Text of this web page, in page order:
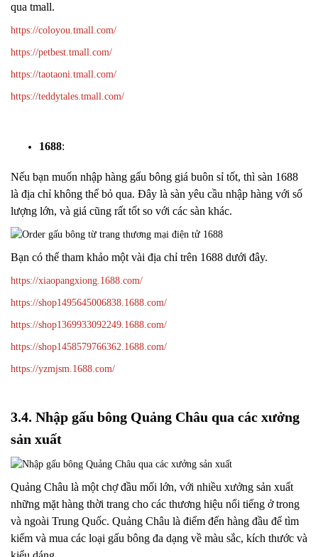
qua tmall.
https://coloyou.tmall.com/
https://petbest.tmall.com/
https://taotaoni.tmall.com/
https://teddytales.tmall.com/
1688:
Nếu bạn muốn nhập hàng gấu bông giá buôn sỉ tốt, thì sàn 1688
là địa chỉ không thể bỏ qua. Đây là sàn yêu cầu nhập hàng với số
lượng lớn, và giá cũng rất tốt so với các sàn khác.
Bạn có thể tham khảo một vài địa chỉ trên 1688 dưới đây.
https://xiaopangxiong.1688.com/
https://shop1495645006838.1688.com/
https://shop1369933092249.1688.com/
https://shop1458579766362.1688.com/
https://yzmjsm.1688.com/
3.4. Nhập gấu bông Quảng Châu qua các xưởng
sản xuất
Quảng Châu là một chợ đầu mối lớn, với nhiều xưởng sản xuất
những mặt hàng thời trang cho các thương hiệu nổi tiếng ở trong
và ngoài Trung Quốc. Quảng Châu là điểm đến hàng đầu để tìm
kiếm và mua các loại gấu bông đa dạng về màu sắc, kích thước và